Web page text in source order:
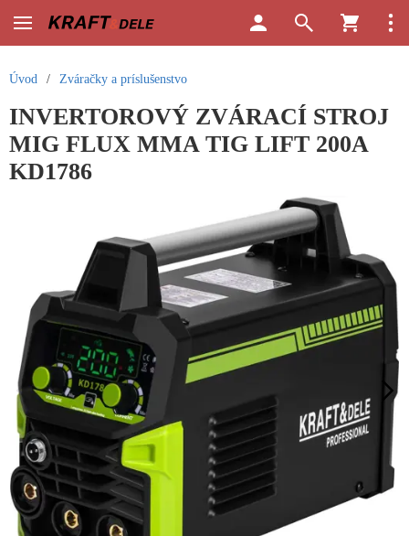
Úvod / Zváračky a príslušenstvo
INVERTOROVÝ ZVÁRACÍ STROJ
MIG FLUX MMA TIG LIFT 200A
KD1786